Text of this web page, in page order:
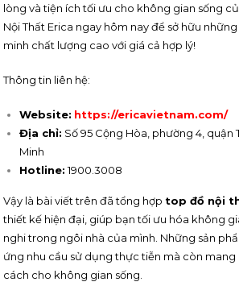
lòng và tiện ích tối ưu cho không gian sống
Nội Thất Erica ngay hôm nay để sở hữu
minh chất lượng cao với giá cả hợp lý!
Thông tin liên hệ:
Website: https://ericavietnam.com/
Địa chỉ: Số 95 Cộng Hòa, phường 4, quận
Minh
Hotline:1900.3008
Vậy là bài viết trên đã tổng hợp top đồ nội
thiết kế hiện đại, giúp bạn tối ưu hóa không
nghi trong ngôi nhà của mình. Những sản
ứng nhu cầu sử dụng thực tiễn mà còn mang
cách cho không gian sống.